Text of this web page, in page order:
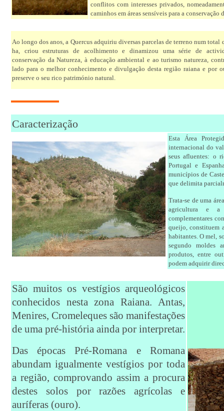
conflitos com interesses privados,
caminhos em áreas sensíveis para a conservação
Ao longo dos anos, a Quercus adquiriu diversas parcelas de terreno num total
ha, criou estruturas de acolhimento e dinamizou uma série de
conservação da Natureza, à educação ambiental e ao turismo natureza,
lado para o melhor conhecimento e divulgação desta região raiana e por
preserve o seu rico património natural.
Caracterização
Esta Área
internacional do
seus afluentes: o
Portugal e
municípios de
que delimita
Trata-se de uma
agricultura e a
complementares
queijo, constituem
habitantes. O mel,
segundo moldes
produtos, entre
podem adquirir
São muitos os vestígios arqueológicos
conhecidos nesta zona Raiana. Antas,
Menires, Cromeleques são manifestações
de uma pré-história ainda por interpretar.
Das épocas Pré-Romana e Romana
abundam igualmente vestígios por toda
a região, comprovando assim a procura
destes solos por razões agrícolas e
auríferas (ouro).